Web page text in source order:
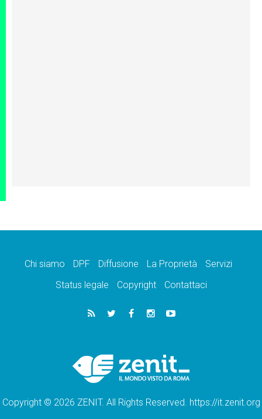
Chi siamo DPF Diffusione La Proprietà
Servizi
Status legale
Copyright Contattaci
Copyright © 2026 ZENIT. All Rights Reserved. https://it.zenit.org